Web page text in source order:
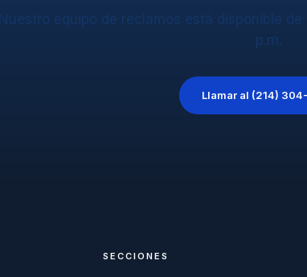
Nuestro equipo de reclamos está disponible
p.m.
Llamar al (214)
SECCIONES